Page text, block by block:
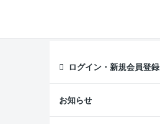
ログイン・新規会員登録
お知らせ